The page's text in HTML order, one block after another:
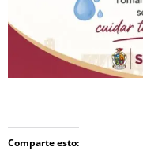
Comparte esto: